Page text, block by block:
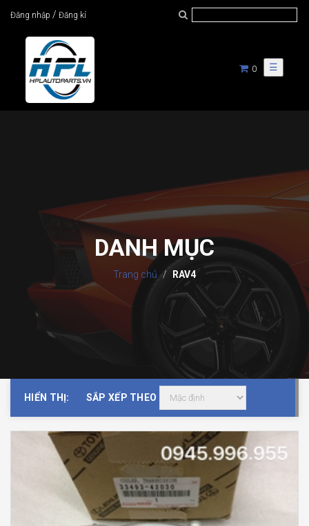
Đăng nhập / Đăng kí
☰
0
DANH MỤC
Trang chủ RAV4
HIỂN THỊ: SẮP XẾP THEO